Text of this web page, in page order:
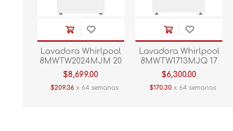
Lavadora Whirlpool
8MWTW2024MJM 20
kg Blanco
$8,699.00
$209.36 x 64 semanas
Lavadora Whirlpool
8MWTW1713MJQ 17
KG Blanco
$6,300.00
$170.30 x 64 semanas